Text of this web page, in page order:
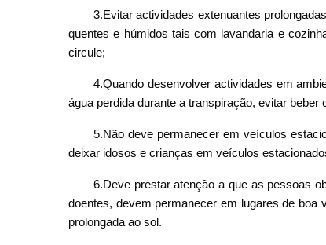
3.Evitar actividades extenuantes
quentes e húmidos tais com lavandaria e
circule;
4.Quando desenvolver actividades em
água perdida durante a transpiração, evitar
5.Não deve permanecer em veículos
deixar idosos e crianças em veículos
6.Deve prestar atenção a que as pessoas
doentes, devem permanecer em lugares de boa
prolongada ao sol.